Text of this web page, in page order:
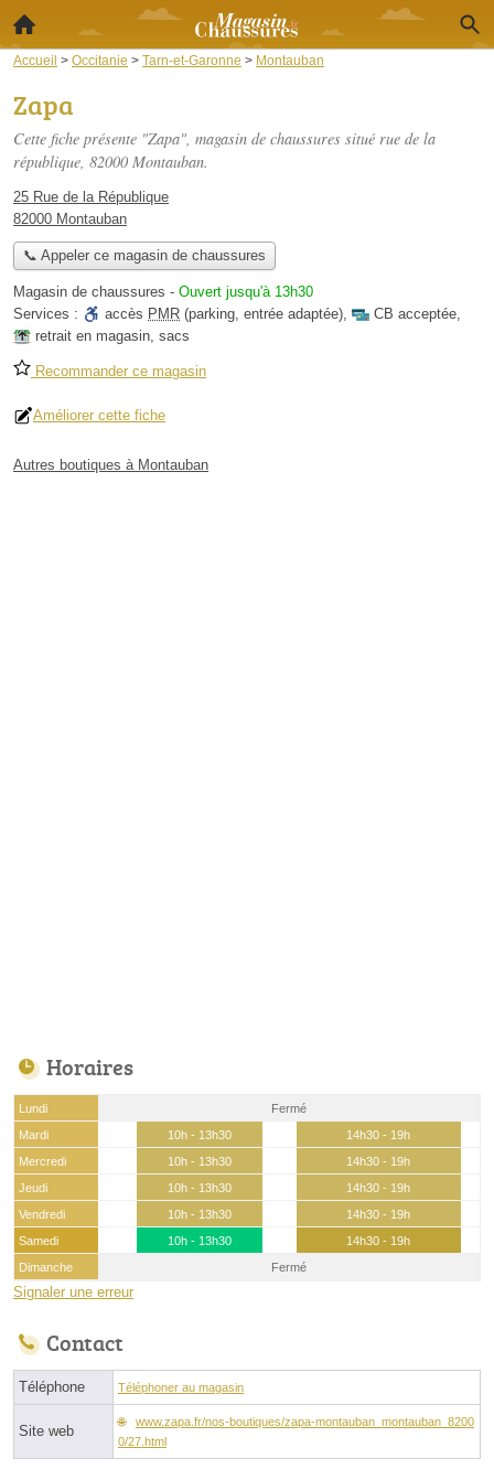
Accueil > Occitanie > Tarn-et-Garonne > Montauban
Zapa
Cette fiche présente "Zapa", magasin de chaussures situé rue de la
république, 82000 Montauban.
25 Rue de la République
82000 Montauban
📞 Appeler ce magasin de chaussures
Magasin de chaussures - Ouvert jusqu'à 13h30
Services :
accès PMR (parking, entrée adaptée), CB acceptée,
retrait en magasin, sacs
Recommander ce magasin
Améliorer cette fiche
Autres boutiques à Montauban
Horaires
Lundi
Fermé
Mardi
10h - 13h30
14h30 - 19h
Mercredi
10h - 13h30
14h30 - 19h
Jeudi
10h - 13h30
14h30 - 19h
Vendredi
10h - 13h30
14h30 - 19h
Samedi
10h - 13h30
14h30 - 19h
Dimanche
Fermé
Signaler une erreur
Contact
Téléphone Téléphoner au magasin
Site web
www.zapa.fr/nos-boutiques/zapa-montauban_montauban_8200
0/27.html